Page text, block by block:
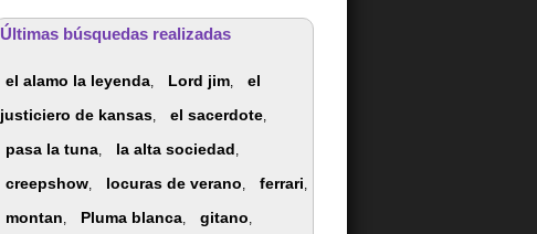
Últimas búsquedas realizadas
el alamo la leyenda, Lord jim,
el
justiciero de kansas, el sacerdote,
pasa la tuna, la alta sociedad,
creepshow, locuras de verano, ferrari,
montan, Pluma blanca, gitano,